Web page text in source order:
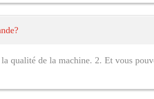
qualité de la machine. 2. Et vous